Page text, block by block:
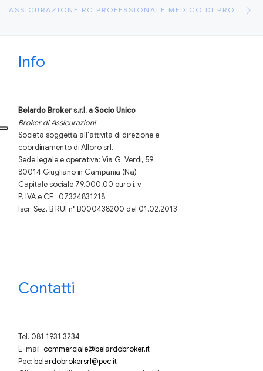
ASSICURAZIONE RC PROFESSIONALE MEDICO DI PRONTO SOCCORSO
Info
Belardo Broker s.r.l.a Socio Unico
Broker di Assicurazioni
Società soggetta all'attività di direzione e
coordinamento di Alloro srl.
Sede legale e operativa: Via G. Verdi, 59
80014 Giugliano in Campania (Na)
Capitale sociale 79.000,00 euro i. v.
P. IVA e CF : 07324831218
Iscr. Sez. B RUI n° B000438200 del 01.02.2013
Contatti
Tel. 081 1931 3234
E-mail: commerciale@belardobroker.it
Pec: belardobrokersrl@pec.it